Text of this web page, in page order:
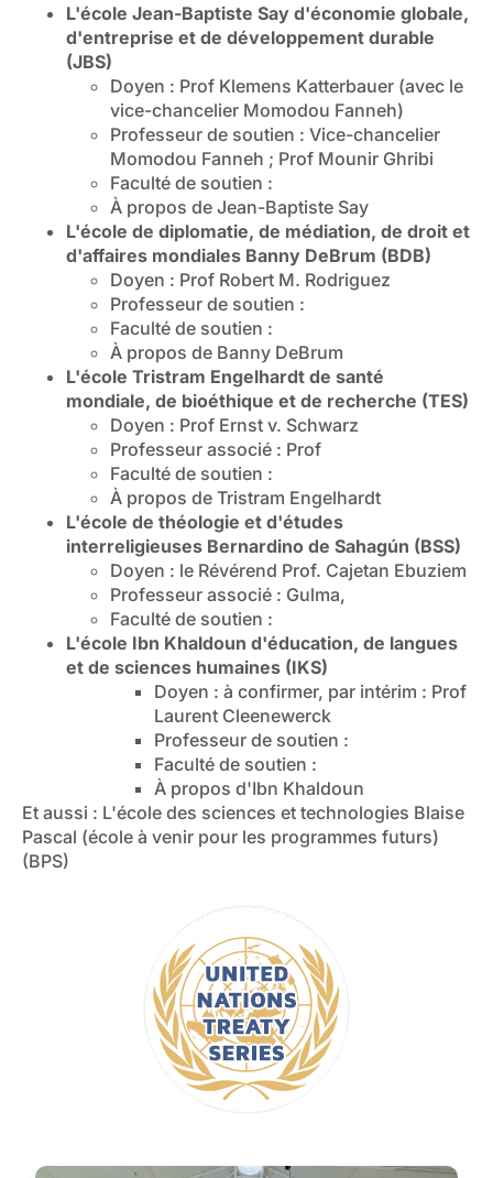
L'école Jean-Baptiste Say d'économie globale,
d'entreprise et de développement durable
(JBS)
Doyen : Prof Klemens Katterbauer (avec le
vice-chancelier Momodou Fanneh)
Professeur de soutien : Vice-chancelier
Momodou Fanneh ; Prof Mounir Ghribi
Faculté de soutien :
À propos de Jean-Baptiste Say
L'école de diplomatie, de médiation, de droit et
d'affaires mondiales Banny DeBrum (BDB)
Doyen : Prof Robert M. Rodriguez
Professeur de soutien :
Faculté de soutien :
À propos de Banny DeBrum
L'école Tristram Engelhardt de santé
mondiale, de bioéthique et de recherche (TES)
Doyen : Prof Ernst v. Schwarz
Professeur associé : Prof
Faculté de soutien :
À propos de Tristram Engelhardt
L'école de théologie et d'études
interreligieuses Bernardino de Sahagún (BSS)
Doyen : le Révérend Prof. Cajetan Ebuziem
Professeur associé : Gulma,
Faculté de soutien :
L'école Ibn Khaldoun d'éducation, de langues
et de sciences humaines (IKS)
Doyen : à confirmer, par intérim : Prof
Laurent Cleenewerck
Professeur de soutien :
Faculté de soutien :
À propos d'Ibn Khaldoun
Et aussi : L'école des sciences et technologies Blaise
Pascal (école à venir pour les programmes futurs)
(BPS)